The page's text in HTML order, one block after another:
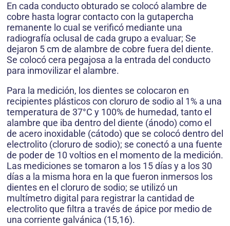
En cada conducto obturado se colocó alambre de
cobre hasta lograr contacto con la gutapercha
remanente lo cual se verificó mediante una
radiografía oclusal de cada grupo a evaluar; Se
dejaron 5 cm de alambre de cobre fuera del diente.
Se colocó cera pegajosa a la entrada del conducto
para inmovilizar el alambre.
Para la medición, los dientes se colocaron en
recipientes plásticos con cloruro de sodio al 1% a una
temperatura de 37°C y 100% de humedad, tanto el
alambre que iba dentro del diente (ánodo) como el
de acero inoxidable (cátodo) que se colocó dentro del
electrolito (cloruro de sodio); se conectó a una fuente
de poder de 10 voltios en el momento de la medición.
Las mediciones se tomaron a los 15 días y a los 30
días a la misma hora en la que fueron inmersos los
dientes en el cloruro de sodio; se utilizó un
multímetro digital para registrar la cantidad de
electrolito que filtra a través de ápice por medio de
una corriente galvánica (15,16).